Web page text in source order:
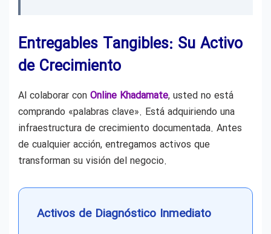
Entregables Tangibles: Su Activo
de Crecimiento
Al colaborar con Online Khadamate, usted no está
comprando «palabras clave». Está adquiriendo una
infraestructura de crecimiento documentada. Antes
de cualquier acción, entregamos activos que
transforman su visión del negocio.
Activos de Diagnóstico Inmediato